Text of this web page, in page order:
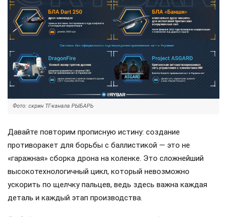
Фото: скрин ТГ-канала РЫБАРЬ
Давайте повторим прописную истину: создание
противоракет для борьбы с баллистикой — это не
«гаражная» сборка дрона на коленке. Это сложнейший
высокотехнологичный цикл, который невозможно
ускорить по щелчку пальцев, ведь здесь важна каждая
деталь и каждый этап производства.